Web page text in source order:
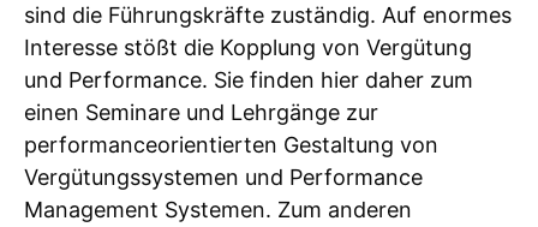
sind die Führungskräfte zuständig. Auf enormes
Interesse stößt die Kopplung von Vergütung
und Performance. Sie finden hier daher zum
einen Seminare und Lehrgänge zur
performanceorientierten Gestaltung von
Vergütungssystemen und Performance
Management Systemen. Zum anderen